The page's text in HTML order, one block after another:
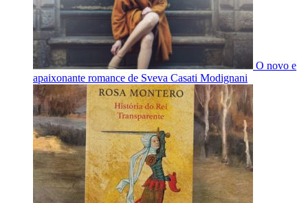
O novo e
apaixonante romance de Sveva Casati Modignani